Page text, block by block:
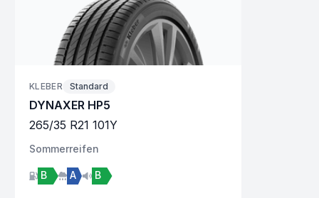
KLEBER Standard
DYNAXER HP5
265/35 R21 101Y
Sommerreifen
B A B